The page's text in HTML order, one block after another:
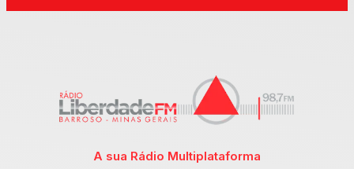
A sua Rádio Multiplataforma